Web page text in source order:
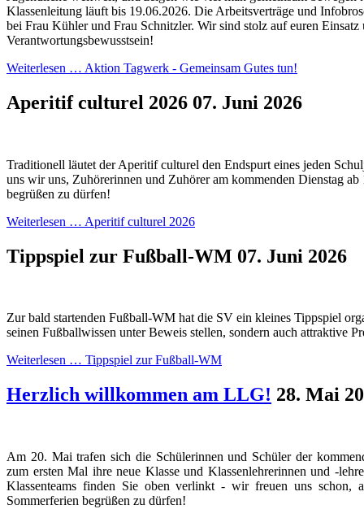
Klassenleitung läuft bis 19.06.2026. Die Arbeitsverträge und
bei Frau Kühler und Frau Schnitzler. Wir sind stolz auf euren Einsatz
Verantwortungsbewusstsein!
Weiterlesen … Aktion Tagwerk - Gemeinsam Gutes tun!
Aperitif culturel 2026 07. Juni 2026
Traditionell läutet der Aperitif culturel den Endspurt eines jeden
uns wir uns, Zuhörerinnen und Zuhörer am kommenden Dienstag
begrüßen zu dürfen!
Weiterlesen … Aperitif culturel 2026
Tippspiel zur Fußball-WM 07. Juni 2026
Zur bald startenden Fußball-WM hat die SV ein kleines Tippspiel
seinen Fußballwissen unter Beweis stellen, sondern auch attraktive
Weiterlesen … Tippspiel zur Fußball-WM
Herzlich willkommen am LLG! 28. Mai
Am 20. Mai trafen sich die Schülerinnen und Schüler der
zum ersten Mal ihre neue Klasse und Klassenlehrerinnen und -
Klassenteams finden Sie oben verlinkt - wir freuen uns schon,
Sommerferien begrüßen zu dürfen!